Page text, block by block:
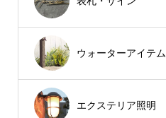
ウォーターアイテム
エクステリア照明